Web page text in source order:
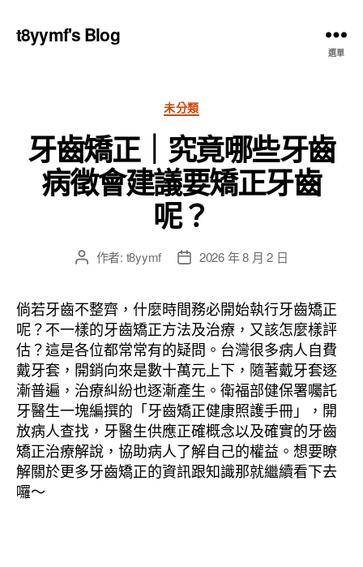
t8yymf's Blog
選單
分
類
未分類
牙齒矯正｜究竟哪些牙齒
病徵會建議要矯正牙齒
呢？
文
者
作者: t8yymf
文
佈
日
期
2026 年 8 月 2 日
倘若牙齒不整齊，什麼時間務必開始執行牙齒矯正
呢？不一樣的牙齒矯正方法及治療，又該怎麼樣評
估？這是各位都常常有的疑問。台灣很多病人自費
戴牙套，開銷向來是數十萬元上下，隨著戴牙套逐
漸普遍，治療糾紛也逐漸產生。衛福部健保署囑託
牙醫生一塊編撰的「牙齒矯正健康照護手冊」，開
放病人查找，牙醫生供應正確概念以及確實的牙齒
矯正治療解說，協助病人了解自己的權益。想要瞭
解關於更多牙齒矯正的資訊跟知識那就繼續看下去
囉～